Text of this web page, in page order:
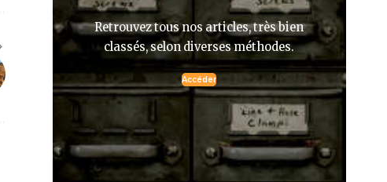
Retrouvez tous nos articles, très bien
classés, selon diverses méthodes.
Accéder